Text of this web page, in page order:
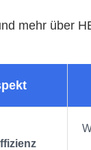
mehr über